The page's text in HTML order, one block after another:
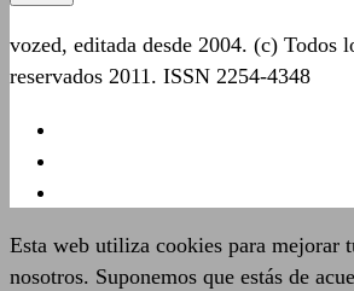
vozed, editada desde 2004. (c) Todos
reservados 2011. ISSN 2254-4348
Esta web utiliza cookies para mejorar
nosotros. Suponemos que estás de